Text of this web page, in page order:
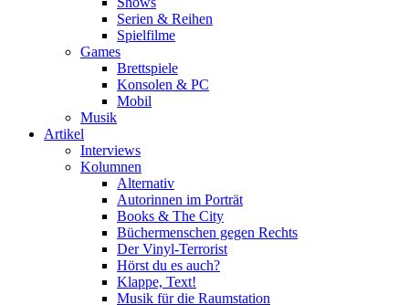
Serien & Reihen
Spielfilme
Games
Brettspiele
Konsolen & PC
Mobil
Musik
Artikel
Interviews
Kolumnen
Alternativ
Autorinnen im Porträt
Books & The City
Büchermenschen gegen Rechts
Der Vinyl-Terrorist
Hörst du es auch?
Klappe, Text!
Musik für die Raumstation